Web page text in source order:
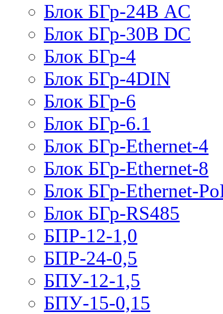
Блок БГр-24В AC
Блок БГр-30В DC
Блок БГр-4
Блок БГр-4DIN
Блок БГр-6
Блок БГр-6.1
Блок БГр-Ethernet-4
Блок БГр-Ethernet-8
Блок БГр-Ethernet-
Блок БГр-RS485
БПР-12-1,0
БПР-24-0,5
БПУ-12-1,5
БПУ-15-0,15